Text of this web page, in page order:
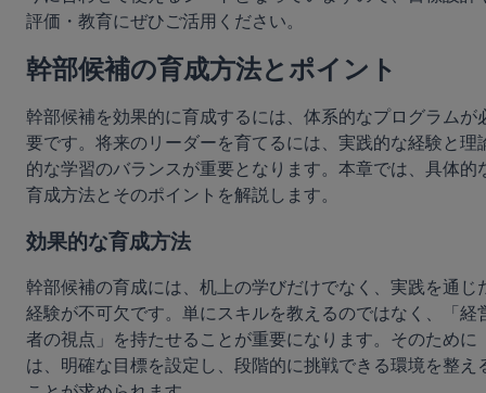
評価・教育にぜひご活用ください。
幹部候補の育成方法とポイント
幹部候補を効果的に育成するには、体系的なプログラムが
要です。将来のリーダーを育てるには、実践的な経験と理
的な学習のバランスが重要となります。本章では、具体的
育成方法とそのポイントを解説します。
効果的な育成方法
幹部候補の育成には、机上の学びだけでなく、実践を通じ
経験が不可欠です。単にスキルを教えるのではなく、「経
者の視点」を持たせることが重要になります。そのために
は、明確な目標を設定し、段階的に挑戦できる環境を整え